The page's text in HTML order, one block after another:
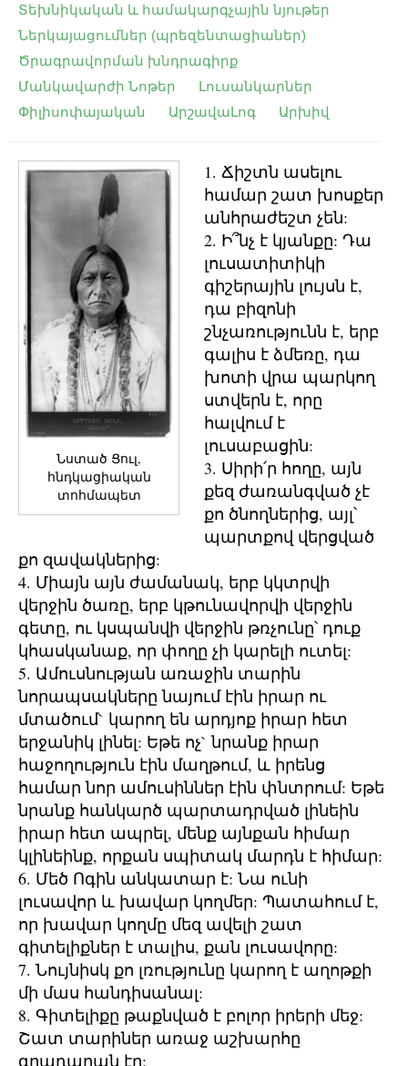
Տեխնիկական և համակարգչային նյութեր
Ներկայացումներ (պրեզենտացիաներ)
Ծրագրավորման խնդրագիրք
Մանկավարժի Նոթեր
Լուսանկարներ
Փիլիսոփայական
ԱրշավաԼոգ Արխիվ
Նստած Ցուլ,
հնդկացիական
տոհմապետ
1. Ճիշտն ասելու
համար շատ խոսքեր
անհրաժեշտ չեն:
2. Ի՞նչ է կյանքը: Դա
լուսատիտիկի
գիշերային լույսն է,
դա բիզոնի
շնչառությունն է, երբ
գալիս է ձմեռը, դա
խոտի վրա պարկող
ստվերն է, որը
հալվում է
լուսաբացին:
3. Սիրի՛ր հողը, այն
քեզ ժառանգված չէ
քո ծնողներից, այլ՝
պարտքով վերցված
քո զավակներից:
4. Միայն այն ժամանակ, երբ կկտրվի
վերջին ծառը, երբ կթունավորվի վերջին
գետը, ու կսպանվի վերջին թռչունը՝ դուք
կհասկանաք, որ փողը չի կարելի ուտել:
5. Ամուսնության առաջին տարին
նորապսակները նայում էին իրար ու
մտածում` կարող են արդյոք իրար հետ
երջանիկ լինել: Եթե ոչ` նրանք իրար
հաջողություն էին մաղթում, և իրենց
համար նոր ամուսիններ էին փնտրում: Եթե
նրանք հանկարծ պարտադրված լինեին
իրար հետ ապրել, մենք այնքան հիմար
կլինեինք, որքան սպիտակ մարդն է հիմար:
6. Մեծ Ոգին անկատար է: Նա ունի
լուսավոր և խավար կողմեր: Պատահում է,
որ խավար կողմը մեզ ավելի շատ
գիտելիքներ է տալիս, քան լուսավորը:
7. Նույնիսկ քո լռությունը կարող է աղոթքի
մի մաս հանդիսանալ:
8. Գիտելիքը թաքնված է բոլոր իրերի մեջ:
Շատ տարիներ առաջ աշխարհը
գրադարան էր: